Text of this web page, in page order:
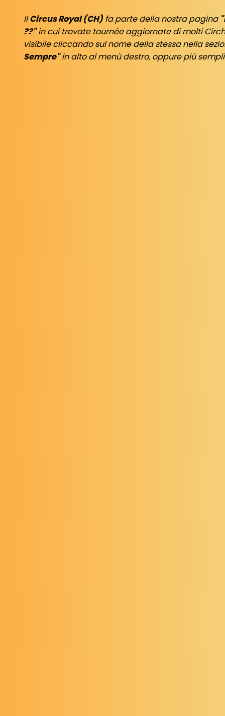
IlCircus Royal (CH) fa parte della nostra pagina
??"in cui trovate tournée aggiornate di molti
visibile cliccando sul nome della stessa nella
Sempre"in alto al menù destro, oppure più